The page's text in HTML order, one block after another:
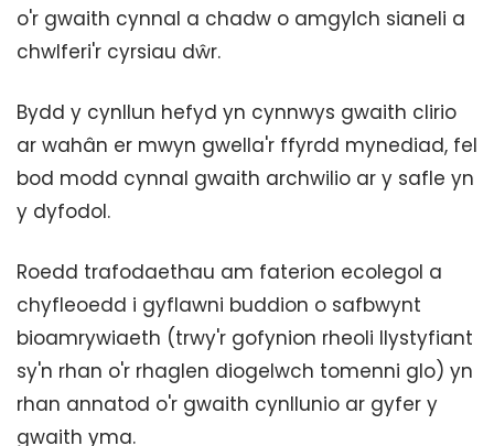
o'r gwaith cynnal a chadw o amgylch sianeli a
chwlferi'r cyrsiau dŵr.
Bydd y cynllun hefyd yn cynnwys gwaith clirio
ar wahân er mwyn gwella'r ffyrdd mynediad, fel
bod modd cynnal gwaith archwilio ar y safle yn
y dyfodol.
Roedd trafodaethau am faterion ecolegol a
chyfleoedd i gyflawni buddion o safbwynt
bioamrywiaeth (trwy'r gofynion rheoli llystyfiant
sy'n rhan o'r rhaglen diogelwch tomenni glo) yn
rhan annatod o'r gwaith cynllunio ar gyfer y
gwaith yma.